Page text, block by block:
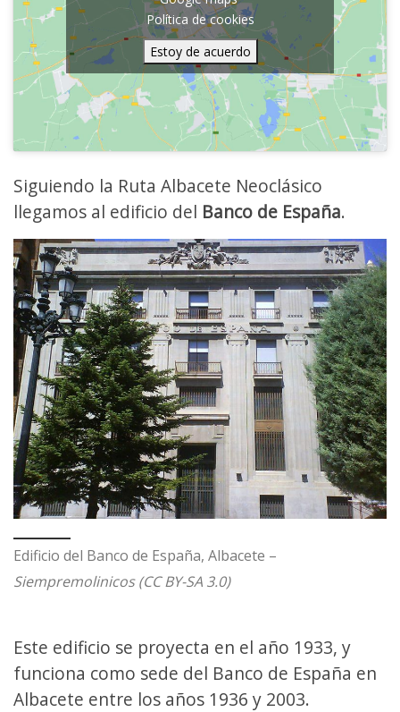
Política de cookies
Estoy de acuerdo
Siguiendo la Ruta Albacete Neoclásico
llegamos al edificio del Banco de España.
Edificio del Banco de España, Albacete –
Siempremolinicos (CC BY-SA 3.0)
Este edificio se proyecta en el año 1933, y
funciona como sede del Banco de España en
Albacete entre los años 1936 y 2003.